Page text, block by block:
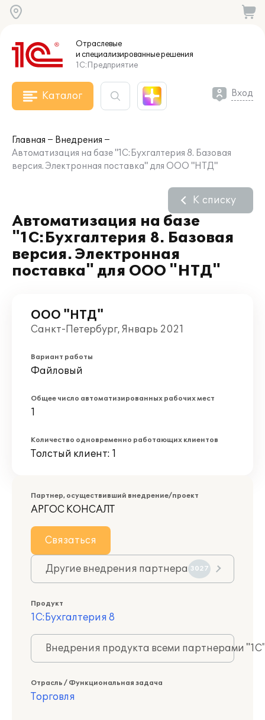
Отраслевые
и специализированныерешения
1С:Предприятие
Каталог Вход
Главная
Внедрения
Автоматизация на базе "1С:Бухгалтерия 8. Базовая
версия. Электронная поставка" для ООО "НТД"
Автоматизация на базе
"1С:Бухгалтерия 8. Базовая
версия. Электронная
поставка" для ООО "НТД"
К списку
ООО "НТД"
Санкт-Петербург, Январь 2021
Вариант работы
Файловый
Общее число автоматизированных рабочих мест
1
Количество одновременно работающих клиентов
Толстый клиент: 1
Партнер, осуществивший внедрение/проект
АРГОС КОНСАЛТ
Связаться
Другие внедрения партнера 3027
Продукт
1С:Бухгалтерия 8
Внедрения продукта всеми партнерами
Отрасль / Функциональная задача
Торговля